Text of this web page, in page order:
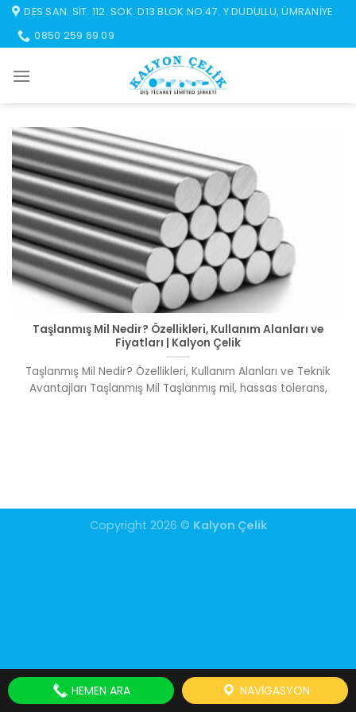
İçeriğe
atla
DES SAN. SIT. 112. SOK. D13 BLOK NO:47. Y.DUDULLU, ÜMRANIYE
0850 259 69 09
Taşlanmış Mil Nedir? Özellikleri, Kullanım Alanları ve
Fiyatları | Kalyon Çelik
Taşlanmış Mil Nedir? Özellikleri, Kullanım Alanları ve Teknik
Avantajları Taşlanmış Mil Taşlanmış mil, hassas tolerans,
Copyright 2026 © Kalyon Çelik
HEMEN ARA NAVIGASYON